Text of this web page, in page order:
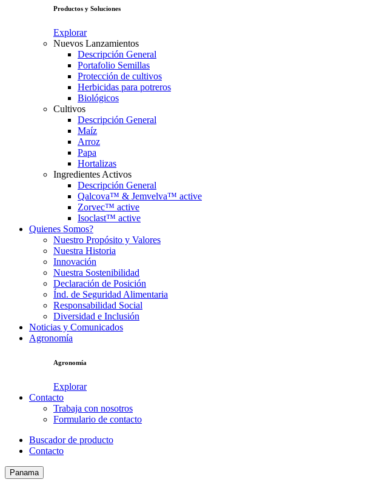
Productos y Soluciones
Explorar
Nuevos Lanzamientos
Descripción General
Portafolio Semillas
Protección de cultivos
Herbicidas para potreros
Biológicos
Cultivos
Descripción General
Maíz
Arroz
Papa
Hortalizas
Ingredientes Activos
Descripción General
Qalcova™ & Jemvelva™ active
Zorvec™ active
Isoclast™ active
Quienes Somos?
Nuestro Propósito y Valores
Nuestra Historia
Innovación
Nuestra Sostenibilidad
Declaración de Posición
Índ. de Seguridad Alimentaria
Responsabilidad Social
Diversidad e Inclusión
Noticias y Comunicados
Agronomía
Agronomía
Explorar
Contacto
Trabaja con nosotros
Formulario de contacto
Buscador de producto
Contacto
Panama